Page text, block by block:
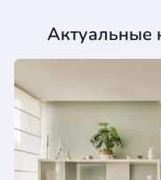
Актуальные